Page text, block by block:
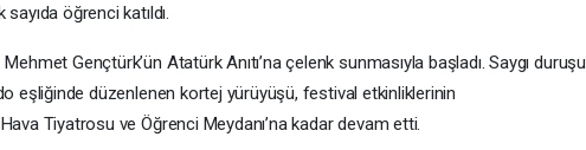
öğrenci katıldı.
Gençtürk’ün Atatürk Anıtı’na çelenk sunmasıyla başladı. Saygı duruşu
eşliğinde düzenlenen kortej yürüyüşü, festival etkinliklerinin
Tiyatrosu ve Öğrenci Meydanı’na kadar devam etti.